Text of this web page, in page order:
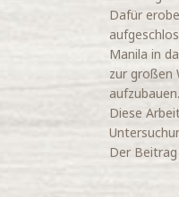
Dafür
Manila in
zur großen
aufzubauen.
Diese
Der Beitrag